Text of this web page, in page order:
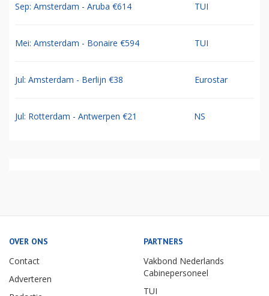
Sep: Amsterdam - Aruba €614 TUI
Mei: Amsterdam - Bonaire €594 TUI
Jul: Amsterdam - Berlijn €38 Eurostar
Jul: Rotterdam - Antwerpen €21 NS
OVER ONS
Contact
Adverteren
PARTNERS
Vakbond Nederlands
Cabinepersoneel
TUI